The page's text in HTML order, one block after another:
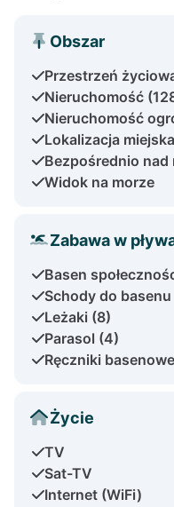
Obszar
Przestrzeń
Nieruchomość
Nieruchomość
Lokalizacja miejska
Bezpośrednio nad
Widok na morze
Zabawa w
Basen
Schody do basenu
Leżaki (8)
Parasol (4)
Ręczniki basenowe
Życie
TV
Sat-TV
Internet (WiFi)